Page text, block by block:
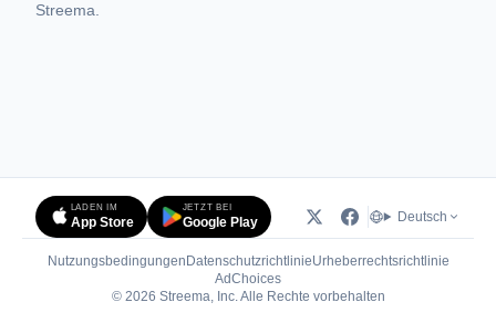
Streema.
LADEN IM
App Store
JETZT BEI
Google Play Deutsch
Nutzungsbedingungen DatenschutzrichtlinieUrheberrechtsrichtlinie
AdChoices(öffnet in neuem Tab)
© 2026 Streema, Inc. Alle Rechte vorbehalten